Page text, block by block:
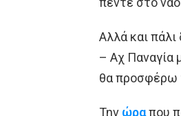
Αλλά και πάλι
– Αχ Παναγία
θα προσφέρω
Την ώραπου